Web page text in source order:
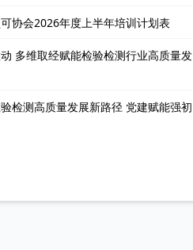
协会2026年度上半年培训计划表
多维取经赋能检验检测行业高质量发
检测高质量发展新路径 党建赋能强初